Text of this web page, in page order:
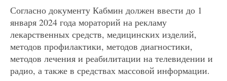
Согласно документу Кабмин должен ввести до 1
января 2024 года мораторий на рекламу
лекарственных средств, медицинских изделий,
методов профилактики, методов диагностики,
методов лечения и реабилитации на телевидении и
радио, а также в средствах массовой информации.